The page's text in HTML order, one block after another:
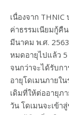
เนื่องจาก
ค่าธรรมเนียมกู้คื
มีนาคม พ.ศ.
หมดอายุไปแล้ว
จนกว่าจะได้รับก
อายุโดเมนภายใ
เดิมที่ให้ต่ออายุภ
วัน โดเมนจะเข้า